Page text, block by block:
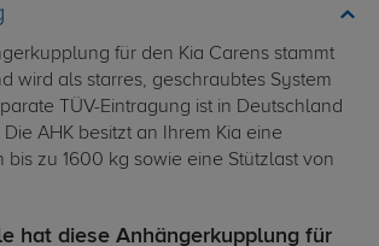
für den Kia Carens stammt
wird als starres, geschraubtes System
TÜV-Eintragung ist in Deutschland
AHK besitzt an Ihrem Kia eine
bis zu 1600 kg sowie eine Stützlast von
hat diese Anhängerkupplung für